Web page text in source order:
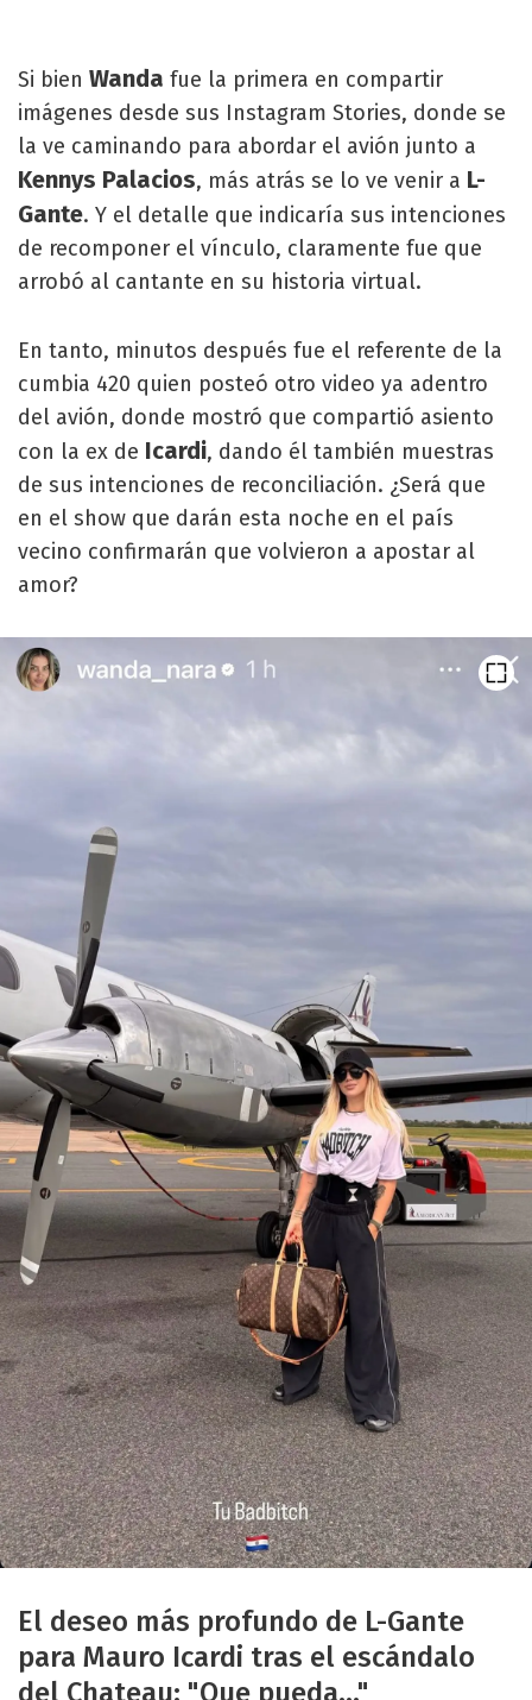
Si bien Wanda fue la primera en compartir
imágenes desde sus Instagram Stories, donde se
la ve caminando para abordar el avión junto a
Kennys Palacios, más atrás se lo ve venir a L-
Gante. Y el detalle que indicaría sus intenciones
de recomponer el vínculo, claramente fue que
arrobó al cantante en su historia virtual.
En tanto, minutos después fue el referente de la
cumbia 420 quien posteó otro video ya adentro
del avión, donde mostró que compartió asiento
con la ex de Icardi, dando él también muestras
de sus intenciones de reconciliación. ¿Será que
en el show que darán esta noche en el país
vecino confirmarán que volvieron a apostar al
amor?
El deseo más profundo de L-Gante
para Mauro Icardi tras el escándalo
del Chateau: "Que pueda..."